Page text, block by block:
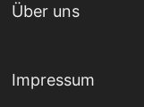
Über uns
Impressum